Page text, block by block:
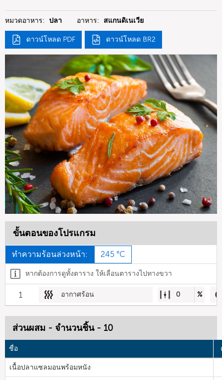
หมวดอาหาร: ปลา อาหาร: สแกนดิเนเวีย
ดาวน์โหลด PDF ดาวน์โหลด BR2
ขั้นตอนของโปรแกรม
ทำความร้อนล่วงหน้า: 245 °C
หากต้องการดูทั้งตาราง ให้เลื่อนตารางไปทางขวา
1 อากาศร้อน 0 %
ส่วนผสม - จำนวนชิ้น - 10
ชื่อ
เนื้อปลาแซลมอนพร้อมหนัง